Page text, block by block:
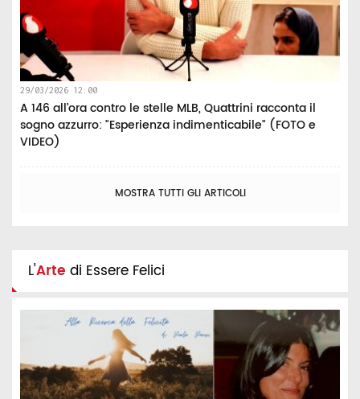
29/03/2026 12:00
A 146 all’ora contro le stelle MLB, Quattrini racconta il
sogno azzurro: "Esperienza indimenticabile" (FOTO e
VIDEO)
MOSTRA TUTTI GLI ARTICOLI
L'Arte di Essere Felici